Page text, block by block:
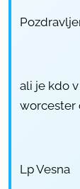
ali je kdo
worcester
Lp Vesna